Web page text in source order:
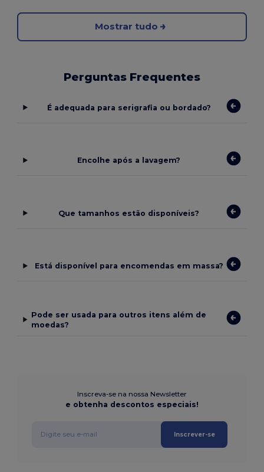
Mostrar tudo
Perguntas Frequentes
É adequada para serigrafia ou bordado?
Encolhe após a lavagem?
Que tamanhos estão disponíveis?
Está disponível para encomendas em massa?
Pode ser usada para outros itens além de
moedas?
Inscreva-se na nossa Newsletter
e obtenha descontos especiais!
Inscrever-se